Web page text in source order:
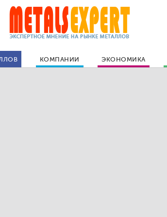
КОМПАНИИ ЭКОНОМИКА